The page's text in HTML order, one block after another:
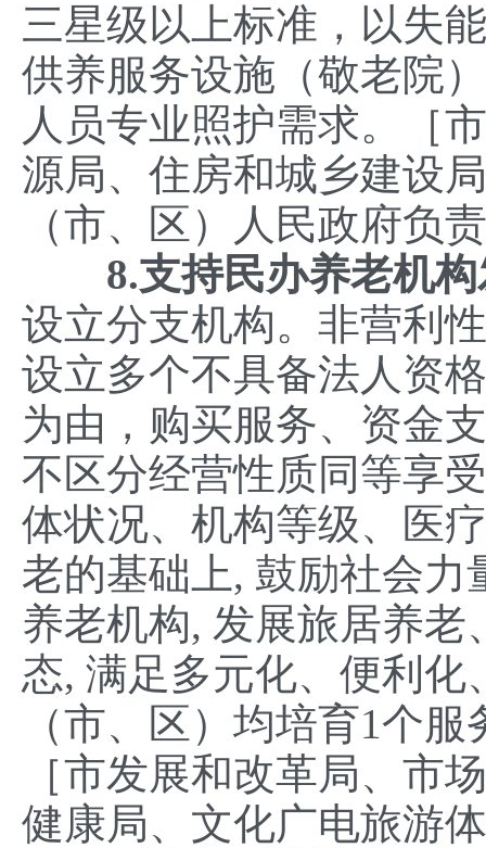
三星级以上标准，以失
供养服务设施（敬老院
人员专业照护需求。［
源局、住房和城乡建设
（市、区）人民政府负
8.支持民办养老机
设立分支机构。非营利
设立多个不具备法人资
为由，购买服务、资金
不区分经营性质同等享
体状况、机构等级、医
老的基础上, 鼓励社会
养老机构, 发展旅居养
态, 满足多元化、便利化
（市、区）均培育1个
［市发展和改革局、市
健康局、文化广电旅游